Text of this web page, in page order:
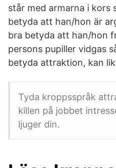
står med armarna i kors
betyda att han/hon är
bra betyda att han/hon
persons pupiller vidgas
betyda attraktion, kan
Tyda kroppsspråk
killen på jobbet
ljuger din.